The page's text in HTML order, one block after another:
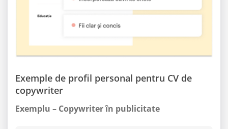
Exemple de profil personal pentru CV de
copywriter
Exemplu – Copywriter în publicitate